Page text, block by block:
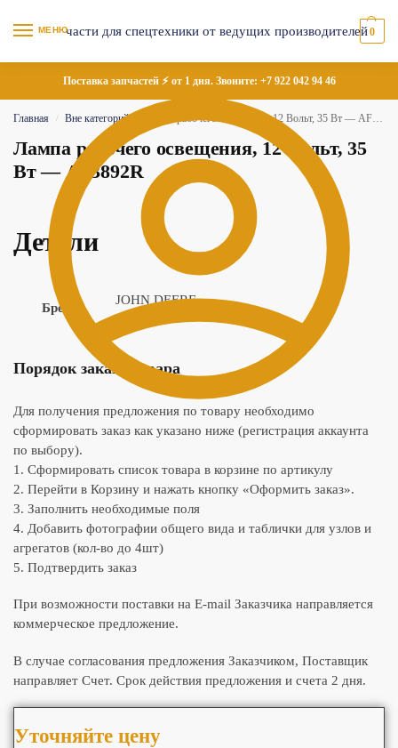
МЕНЮ 0
Поставка запчастей ⚡ от 1 дня. Звоните: +7 922 042 94 46
Главная / Вне категорий Лампа рабочего освещения, 12 Вольт, 35 Вт — AF3892R
Лампа рабочего освещения, 12 Вольт, 35
Вт — AF3892R
Детали
Бренд
JOHN DEERE
Порядок заказа товара
Для получения предложения по товару необходимо
сформировать заказ как указано ниже (регистрация аккаунта
по выбору).
1. Сформировать список товара в корзине по артикулу
2. Перейти в Корзину и нажать кнопку «Оформить заказ».
3. Заполнить необходимые поля
4. Добавить фотографии общего вида и таблички для узлов и
агрегатов (кол-во до 4шт)
5. Подтвердить заказ
При возможности поставки на E-mail Заказчика направляется
коммерческое предложение.
В случае согласования предложения Заказчиком, Поставщик
направляет Счет. Срок действия предложения и счета 2 дня.
Уточняйте цену